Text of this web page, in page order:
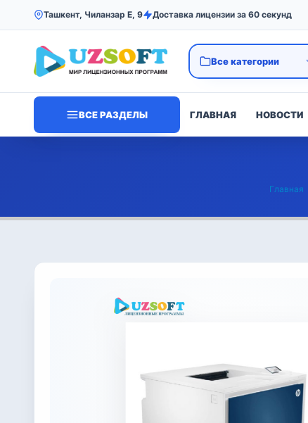
Ташкент, Чиланзар Е, 9 Доставка лицензии за 60 секунд
ВСЕ РАЗДЕЛЫ ГЛАВНАЯ НОВОСТИ
Главная